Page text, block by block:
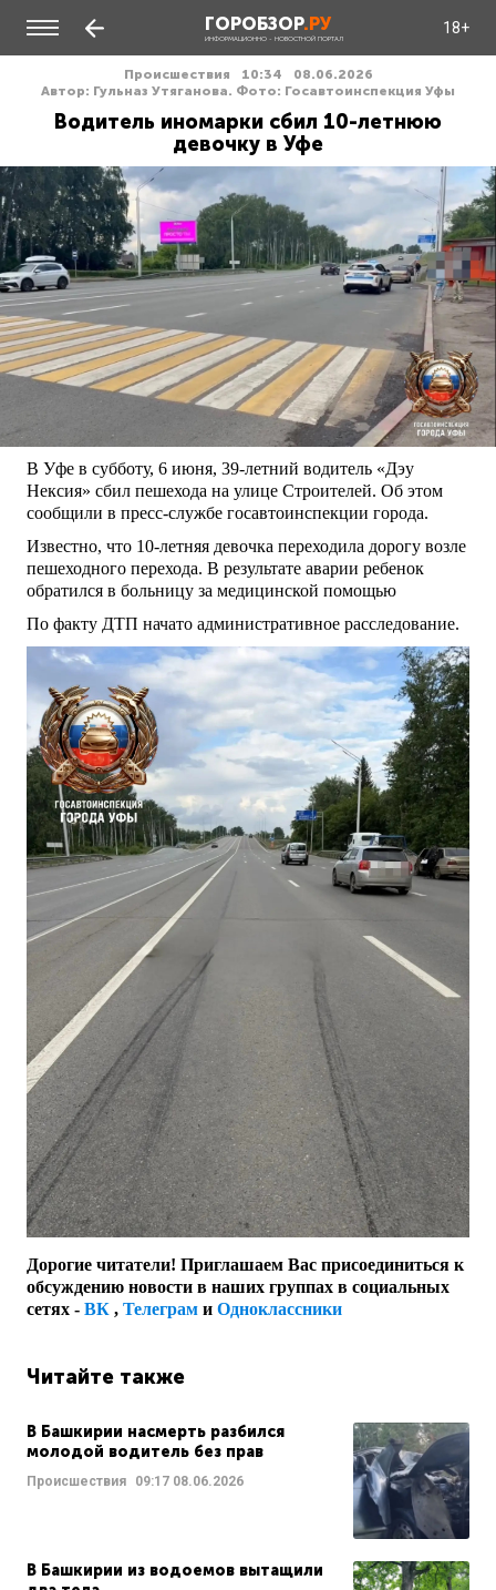
ГОРОБЗОР.РУ
ИНФОРМАЦИОННО - НОВОСТНОЙ ПОРТАЛ
18+
Происшествия 10:34
08.06.2026
Автор: Гульназ Утяганова. Фото: Госавтоинспекция Уфы
Водитель иномарки сбил 10-летнюю
девочку в Уфе
В Уфе в субботу, 6 июня, 39-летний водитель «Дэу
Нексия» сбил пешехода на улице Строителей. Об этом
сообщили в пресс-службе госавтоинспекции города.
Известно, что 10-летняя девочка переходила дорогу возле
пешеходного перехода. В результате аварии ребенок
обратился в больницу за медицинской помощью
По факту ДТП начато административное расследование.
Дорогие читатели! Приглашаем Вас присоединиться к
обсуждению новости в наших группах в социальных
сетях - ВК , Телеграм и Одноклассники
Читайте также
В Башкирии насмерть разбился
молодой водитель без прав
Происшествия 09:17 08.06.2026
В Башкирии из водоемов вытащили